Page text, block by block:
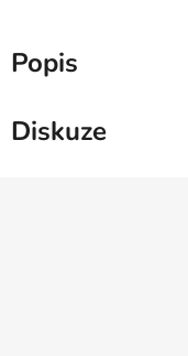
Popis
Diskuze